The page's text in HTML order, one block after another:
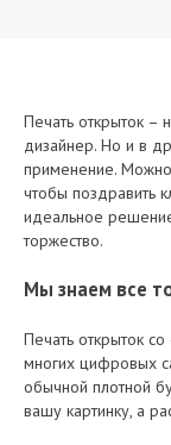
Печать открыток –
дизайнер. Но и в
применение. Можно
чтобы поздравить
идеальное
торжество.
Мы знаем все
Печать открыток
многих цифровых
обычной плотной
вашу картинку, а